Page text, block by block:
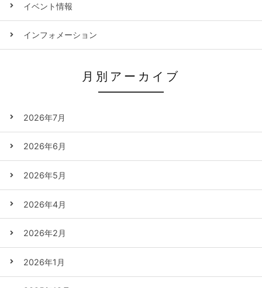
イベント情報
インフォメーション
月別アーカイブ
2026年7月
2026年6月
2026年5月
2026年4月
2026年2月
2026年1月